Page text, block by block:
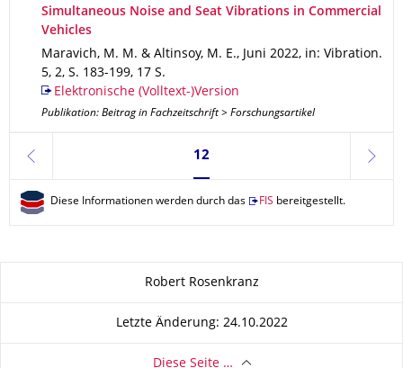
Simultaneous Noise and Seat Vibrations in Commercial
Vehicles
Maravich, M. M. & Altinsoy, M. E., Juni 2022, in: Vibration.
5, 2, S. 183-199, 17 S.
Elektronische (Volltext-)Version
Publikation: Beitrag in Fachzeitschrift > Forschungsartikel
zurück
Seite 12, aktuell ausgewählt
12
weiter
Diese Informationen werden durch das FIS bereitgestellt.
Robert Rosenkranz
Letzte Änderung: 24.10.2022
Diese Seite …